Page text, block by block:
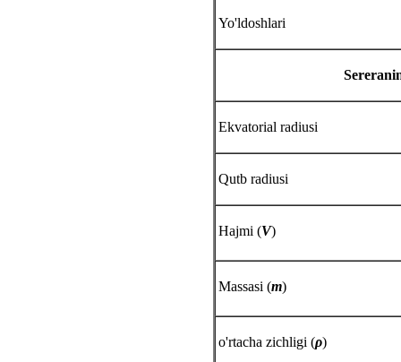
Yo'ldoshlari
Ekvatorial radiusi
Qutb radiusi
Hajmi (V)
Massasi (m)
o'rtacha zichligi (ρ)